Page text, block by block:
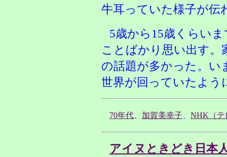
牛耳っていた様子が伝
5歳から15歳くらい
ことばかり思い出す。
の話題が多かった。い
世界が回っていたよう
70年代 加賀美幸子 NHK（テ
アイヌときどき日本